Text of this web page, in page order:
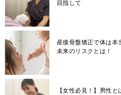
目指して
産後骨盤矯正で体は本
未来のリスクとは！
【女性必見！】男性